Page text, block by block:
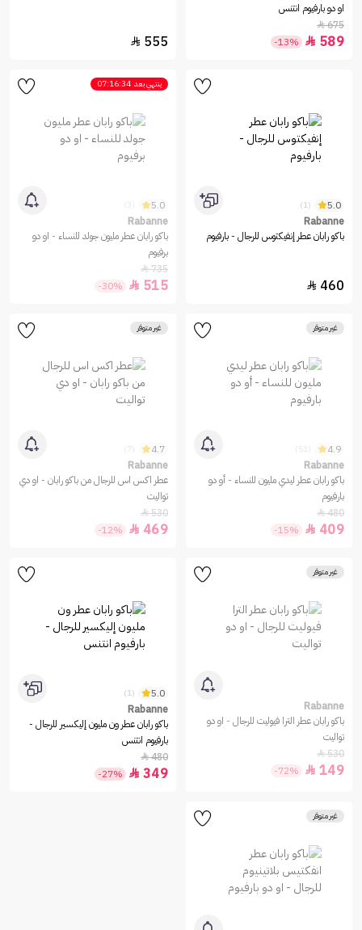
او دو بارفيوم انتنس
675

589

-13%
555

5.0
(1)
Rabanne
باكو رابان عطر إنفيكتوس للرجال - بارفيوم
460

ينتهي بعد 07:16:34
5.0
Rabanne
باكو رابان عطر مليون جولد للنساء - او دو
برفيوم
735

515

-30%
غير متوفر
4.9
Rabanne
باكو رابان عطر ليدي مليون للنساء - أو دو
بارفيوم
480

409

-15%
غير متوفر
4.7
Rabanne
عطر اكس اس للرجال من باكو رابان - او دي
تواليت
530

469

-12%
غير متوفر
Rabanne
باكو رابان عطر الترا فيوليت للرجال - او دو
تواليت
530

149

-72%
5.0
(1)
Rabanne
باكو رابان عطر ون مليون إليكسير للرجال -
بارفيوم انتنس
480

349

-27%
غير متوفر